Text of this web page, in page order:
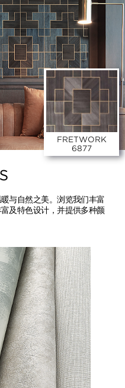
FRETWORK
6877
与自然之美。浏览我们丰富
及特色设计，并提供多种颜